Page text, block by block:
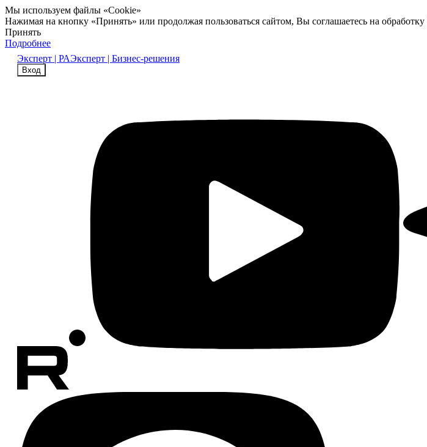
Мы используем файлы «Cookie»
Нажимая на кнопку «Принять» или продолжая пользоваться сайтом, Вы соглашаетесь на
Принять
Подробнее
Эксперт | РАЭксперт | Бизнес-решения
Вход